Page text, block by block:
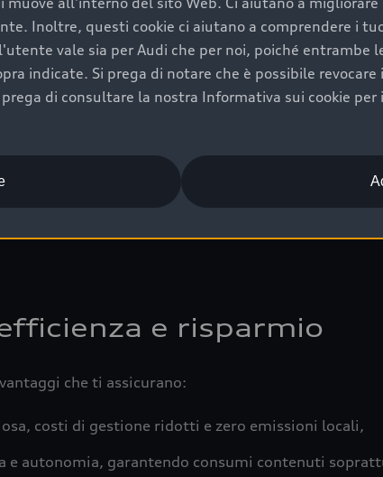
uno stato migliore del veicolo e a una maggiore
della vettura certifica una manutenzione
conservazione evidenzia cura e attenzione del
principali in ottimo stato garantiscono
Audi che offre l’usato garantito tramite Audi
da garanzia fino a 4 anni per una maggiore
e risparmio
che ti assicurano:
costi di gestione ridotti e zero emissioni locali,
e autonomia, garantendo consumi contenuti
Inoltre, questi cookie ci aiutano a comprendere i
vale sia per Audi che per noi, poiché entrambe
indicate. Si prega di notare che è possibile
di consultare la nostra Informativa sui cookie per